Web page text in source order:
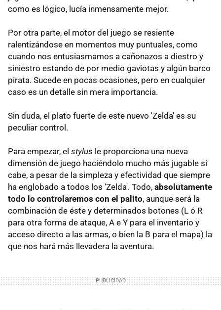
como es lógico, lucía inmensamente mejor.
Por otra parte, el motor del juego se resiente
ralentizándose en momentos muy puntuales, como
cuando nos entusiasmamos a cañonazos a diestro y
siniestro estando de por medio gaviotas y algún barco
pirata. Sucede en pocas ocasiones, pero en cualquier
caso es un detalle sin mera importancia.
Sin duda, el plato fuerte de este nuevo 'Zelda' es su
peculiar control.
Para empezar, el stylus le proporciona una nueva
dimensión de juego haciéndolo mucho más jugable si
cabe, a pesar de la simpleza y efectividad que siempre
ha englobado a todos los 'Zelda'. Todo, absolutamente
todo lo controlaremos con el palito, aunque será la
combinación de éste y determinados botones (L ó R
para otra forma de ataque, A e Y para el inventario y
acceso directo a las armas, o bien la B para el mapa) la
que nos hará más llevadera la aventura.